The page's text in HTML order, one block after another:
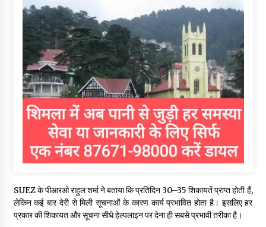
SUEZ के पीआरओ राहुल शर्मा ने बताया कि प्रतिदिन 30–35 शिकायतें प्राप्त होती हैं,
लेकिन कई बार देरी से मिली सूचनाओं के कारण कार्य प्रभावित होता है। इसलिए हर
प्रकार की शिकायत और सूचना सीधे हेल्पलाइन पर देना ही सबसे प्रभावी तरीका है।